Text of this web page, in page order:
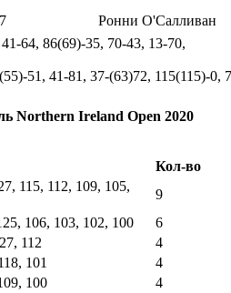
Ронни О'Салливан
64, 86(69)-35, 70-43, 13-70,
51, 41-81, 37-(63)72, 115(115)-0,
Northern Ireland Open 2020
Кол-во
115, 112, 109, 105,
9
106, 103, 102, 100
6
112
4
101
4
100
4